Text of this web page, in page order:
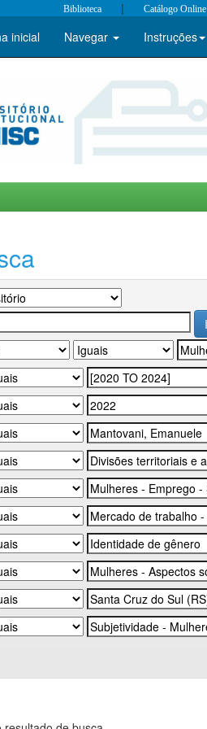
Biblioteca | Catálogo Online
inicial Navegar Instruções